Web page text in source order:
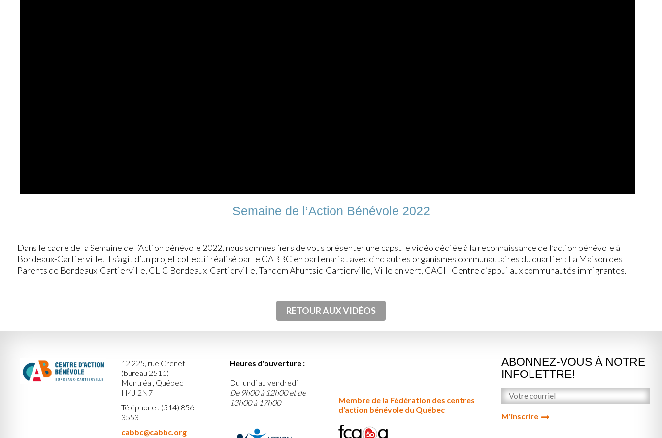
Semaine de l’Action Bénévole 2022
Dans le cadre de la Semaine de l’Action bénévole 2022, nous sommes fiers de vous présenter une capsule vidéo dédiée à la reconnaissance de l’action bénévole à
Bordeaux-Cartierville. Il s’agit d’un projet collectif réalisé par le CABBC en partenariat avec cinq autres organismes communautaires du quartier : La Maison des
Parents de Bordeaux-Cartierville, CLIC Bordeaux-Cartierville, Tandem Ahuntsic-Cartierville, Ville en vert, CACI - Centre d’appui aux communautés immigrantes.
RETOUR AUX VIDÉOS
12 225, rue Grenet
(bureau 2511)
Montréal, Québec
H4J 2N7
Téléphone : (514) 856-
3553
cabbc@cabbc.org
Heures d'ouverture :
Du lundi au vendredi
De 9h00 à 12h00 et de
13h00 à 17h00
Membre de la Fédération des centres
d'action bénévole du Québec
ABONNEZ-VOUS À NOTRE
INFOLETTRE!
M'inscrire